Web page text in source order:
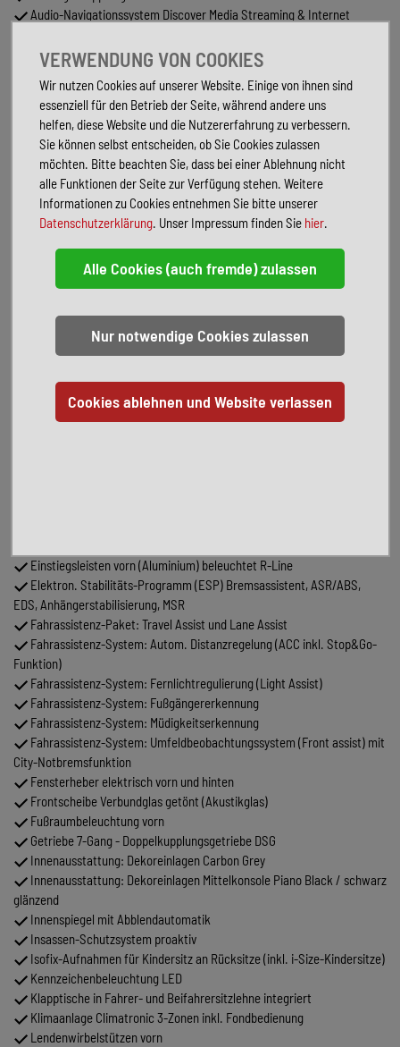
Audio-Navigationssystem Discover Media Streaming & Internet
Cargo-Paket
Kofferraumdeckel / Heckklappe elektr. betätigt (öffnen + schliessen)
Metallic-Lackierung
Rückfahrkamera (Rear View)
LM-Felgen 7J x 19 (Auckland in Sterling-Silber)
Serienausstattung:
3-Punkt-Sicherheitsgurt hinten mitte
Ablagefach am Dachhimmel
Airbag Fahrer-/Beifahrerseite, Beifahrerairbag abschaltbar,
Knieairbag Fahrerseite
Ambiente-Beleuchtung (30 Farben)
App-Connect inkl. App-Connect Wireless (Apple CarPlay, Android
Audiosystem Ready 2 Discover (inkl. Streaming & Internet,
Touchscreen, Bluetooth)
Automatische Fahrlichtschaltung (ALS) mit Leaving Home / Coming-
Home-Lichtfunktion
Außenspiegel elektr. verstell- und heizbar
Einstiegsleisten vorn (Aluminium) beleuchtet R-Line
Elektron. Stabilitäts-Programm (ESP) Bremsassistent, ASR/ABS,
EDS, Anhängerstabilisierung, MSR
Fahrassistenz-Paket: Travel Assist und Lane Assist
Fahrassistenz-System: Autom. Distanzregelung (ACC inkl. Stop&Go-
Funktion)
Fahrassistenz-System: Fernlichtregulierung (Light Assist)
Fahrassistenz-System: Fußgängererkennung
Fahrassistenz-System: Müdigkeitserkennung
Fahrassistenz-System: Umfeldbeobachtungssystem (Front assist) mit
City-Notbremsfunktion
Fensterheber elektrisch vorn und hinten
Frontscheibe Verbundglas getönt (Akustikglas)
Fußraumbeleuchtung vorn
Getriebe 7-Gang - Doppelkupplungsgetriebe DSG
Innenausstattung: Dekoreinlagen Carbon Grey
Innenausstattung: Dekoreinlagen Mittelkonsole Piano Black / schwarz
glänzend
Innenspiegel mit Abblendautomatik
Insassen-Schutzsystem proaktiv
Isofix-Aufnahmen für Kindersitz an Rücksitze (inkl. i-Size-Kindersitze)
Kennzeichenbeleuchtung LED
Klapptische in Fahrer- und Beifahrersitzlehne integriert
Klimaanlage Climatronic 3-Zonen inkl. Fondbedienung
Lendenwirbelstützen vorn
VERWENDUNG VON COOKIES
Wir nutzen Cookies auf unserer Website. Einige von ihnen sind
essenziell für den Betrieb der Seite, während andere uns
helfen, diese Website und die Nutzererfahrung zu verbessern.
Sie können selbst entscheiden, ob Sie Cookies zulassen
möchten. Bitte beachten Sie, dass bei einer Ablehnung nicht
alle Funktionen der Seite zur Verfügung stehen. Weitere
Informationen zu Cookies entnehmen Sie bitte unserer
Datenschutzerklärung. Unser Impressum finden Sie hier.